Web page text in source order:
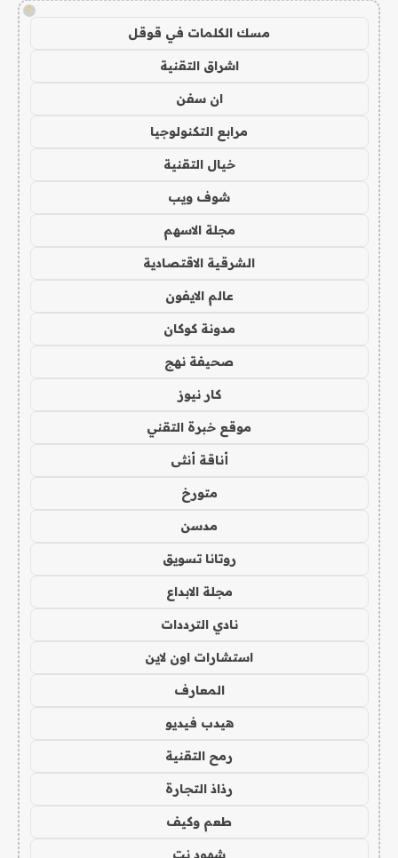
!
مسك الكلمات في قوقل
اشراق التقنية
ان سفن
مرابع التكنولوجيا
خيال التقنية
شوف ويب
مجلة الاسهم
الشرقية الاقتصادية
عالم الايفون
مدونة كوكان
صحيفة نهج
كار نيوز
موقع خبرة التقني
أناقة أنثى
متورخ
مدسن
روتانا تسويق
مجلة الابداع
نادي الترددات
استشارات اون لاين
المعارف
هيدب فيديو
رمح التقنية
رذاذ التجارة
طعم وكيف
شهود نت